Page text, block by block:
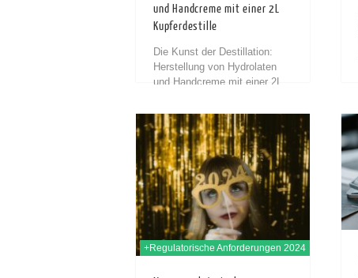
und Handcreme mit einer 2L
Kupferdestille
Die Kunst der Destillation:
Herstellung von Hydrolaten
und Handcreme mit einer 2L
Blogartikel möchte ich euch
Schritt für Schritt durch den
Destillationsprozess führen,
den ich mit meiner...
+Regulatorische Anforderungen 2024
11th Dez. 2023